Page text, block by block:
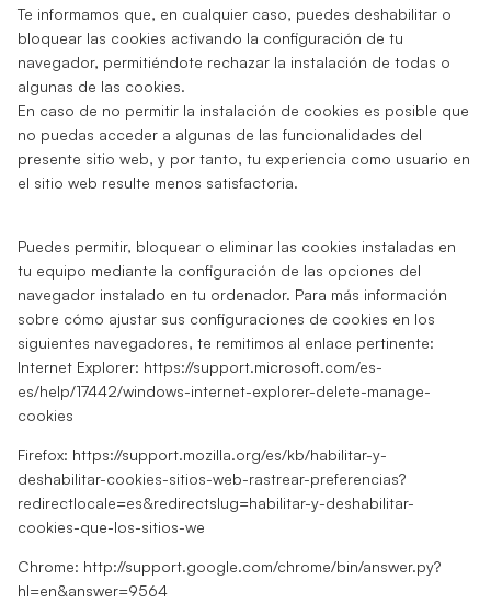
Te informamos que, en cualquier caso, puedes deshabilitar o
bloquear las cookies activando la configuración de tu
navegador, permitiéndote rechazar la instalación de todas o
algunas de las cookies.
En caso de no permitir la instalación de cookies es posible que
no puedas acceder a algunas de las funcionalidades del
presente sitio web, y por tanto, tu experiencia como usuario en
el sitio web resulte menos satisfactoria.
Puedes permitir, bloquear o eliminar las cookies instaladas en
tu equipo mediante la configuración de las opciones del
navegador instalado en tu ordenador. Para más información
sobre cómo ajustar sus configuraciones de cookies en los
siguientes navegadores, te remitimos al enlace pertinente:
Internet Explorer: https://support.microsoft.com/es-
es/help/17442/windows-internet-explorer-delete-manage-
cookies
Firefox: https://support.mozilla.org/es/kb/habilitar-y-
deshabilitar-cookies-sitios-web-rastrear-preferencias?
redirectlocale=es&redirectslug=habilitar-y-deshabilitar-
cookies-que-los-sitios-we
Chrome: http://support.google.com/chrome/bin/answer.py?
hl=en&answer=9564